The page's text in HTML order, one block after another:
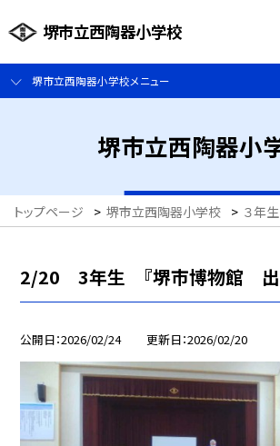
堺市立西陶器小学校
堺市立西陶器小学校メニュー
堺市立西陶器小
トップページ > 堺市立西陶器小学校 > ３年生
2/20 3年生 『堺市博物館 出
公開日 2026/02/24 更新日 2026/02/20